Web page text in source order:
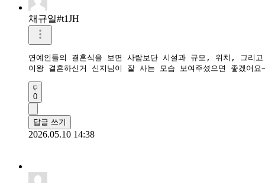
채규일#t1JH
연예인들의 결혼식을 보면 사람보단 시설과 규모, 위치, 그리
이왕 결혼하신거 신지님이 잘 사는 모습 보여주셨으면 좋겠어요
0
답글 쓰기
2026.05.10 14:38